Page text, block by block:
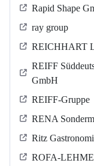
Rapid Shape
ray group
REICHHART
REIFF
GmbH
REIFF-Gruppe
RENA
Ritz
ROFA-